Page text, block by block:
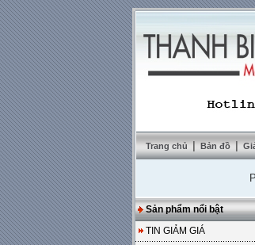
Trang chủ | Bản đồ |
Phim
Sản phẩm nổi bật
TIN GIẢM GIÁ